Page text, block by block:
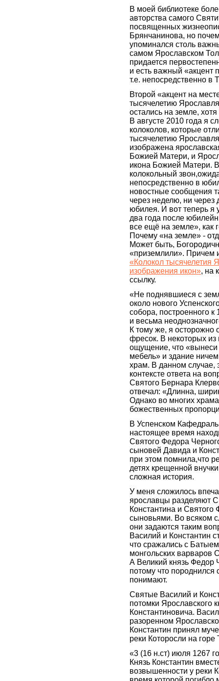
В моей библиотеке
авторства самого
посвященных
Брянчанинова, но
упоминался столь
самом Ярославском
придается
и есть важный «акцент
т.е. непосредственно в
Второй «акцент на
тысячелетию
остались на земле,
В августе 2010 года я
колоколов, которые
тысячелетию
изображена
Божией Матери, и
икона Божией Матери.
колокольный
непосредственно в
новостные сообщения
через неделю, ни через
юбилея. И вот теперь я
два года после
все ещё на земле», как
Почему «на земле» -
Может быть,
«приземлили». Причем
«Колокол тысячелетия
изображения икон», на
ссылку.
«Не поднявшиеся с
около нового
собора, построенного
и весьма
К тому же, я осторожно
фресок. В некоторых из
ощущение, что «вынеси
мебель» и здание
храм. В данном случае,
контексте ответа на
Святого Бернара
отвечал: «Длинна,
Однако во многих
божественных
В Успенском
настоящее время
Святого Федора
сыновей Давида и
при этом помнила,что
детях крещенной
сложная история.
У меня сложилось
ярославцы разделяют
Константина и Святого
сыновьями. Во всяком
они задаются таким
Василий и Константин
что сражались с
монгольских варваров
А Великий князь
потому что породнился
понимают.
Святые Василий и
потомки Ярославского
Константиновича.
разоренном
Константин принял
реки Которосли на горе
«3 (16 н.ст) июля 1267
Князь Константин
возвышенности у реки